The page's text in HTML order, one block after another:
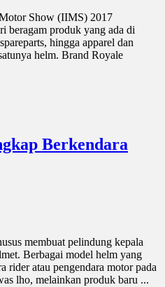
Show (IIMS) 2017
beragam produk yang ada di
hingga apparel dan
helm. Brand Royale
Berkendara
membuat pelindung kepala
Berbagai model helm yang
rider atau pengendara motor pada
lho, melainkan produk baru ...